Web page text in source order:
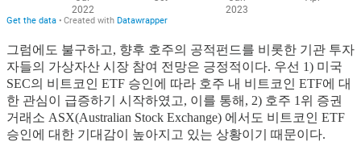
그럼에도 불구하고, 향후 호주의 공적펀드를 비롯한 기관 투자
자들의 가상자산 시장 참여 전망은 긍정적이다. 우선 1) 미국
SEC의 비트코인 ETF 승인에 따라 호주 내 비트코인 ETF에 대
한 관심이 급증하기 시작하였고, 이를 통해, 2) 호주 1위 증권
거래소 ASX(Australian Stock Exchange) 에서도 비트코인 ETF
승인에 대한 기대감이 높아지고 있는 상황이기 때문이다.